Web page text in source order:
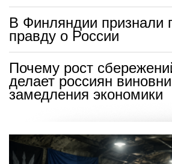
В Финляндии признали
правду о России
Почему рост
делает россиян
замедления экономики